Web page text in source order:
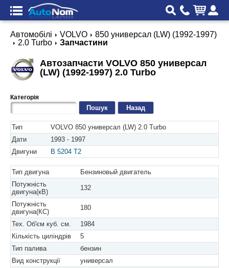
Автомобілі VOLVO
850 универсал (LW) (1992-1997)
2.0 Turbo
Запчастини
Автозапчасти VOLVO 850 универсал
(LW) (1992-1997) 2.0 Turbo
Категорія
Назад
Тип
VOLVO 850 универсал (LW) 2.0 Turbo
Дати
1993 - 1997
Двигуни
B 5204 T2
Тип двигуна
Бензиновый двигатель
Потужність
двигуна(кВ)
132
Потужність
двигуна(КС)
180
Тех. Об'єм куб. см.
1984
Кількість циліндрів
5
Тип палива
бензин
Вид конструкції
универсал